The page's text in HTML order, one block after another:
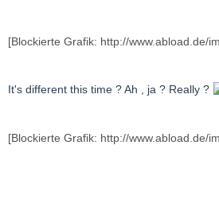
[Blockierte Grafik: http://www.abload.de/
It's different this time ? Ah , ja ? Really ?
[Blockierte Grafik: http://www.abload.de/